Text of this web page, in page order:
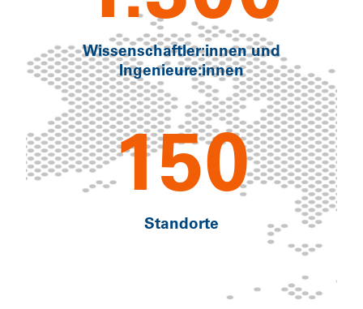
Wissenschaftler:innen und
Ingenieure:innen
150
Standorte